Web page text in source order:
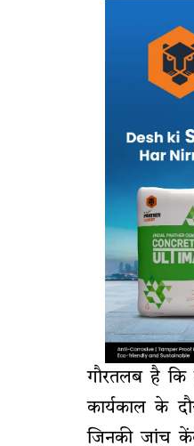
गौरतलब है कि
कार्यकाल के
जिनकी जांच